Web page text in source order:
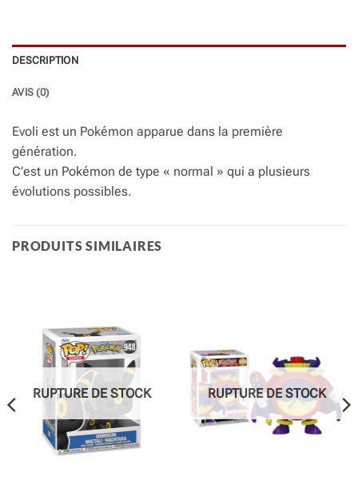
DESCRIPTION
AVIS (0)
Evoli est un Pokémon apparue dans la première
génération.
C’est un Pokémon de type « normal » qui a plusieurs
évolutions possibles.
PRODUITS SIMILAIRES
RUPTURE DE STOCK RUPTURE DE STOCK